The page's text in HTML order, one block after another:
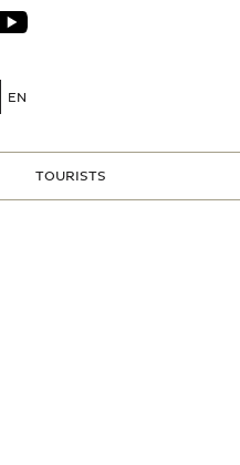
EN
TOURISTS